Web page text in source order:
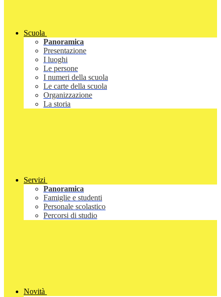
Scuola
Panoramica
Presentazione
I luoghi
Le persone
I numeri della scuola
Le carte della scuola
Organizzazione
La storia
Servizi
Panoramica
Famiglie e studenti
Personale scolastico
Percorsi di studio
Novità